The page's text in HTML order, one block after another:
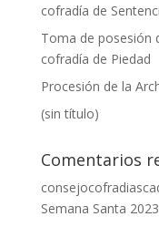
cofradía de
Toma de posesión
cofradía de Piedad
Procesión de la
(sin título)
Comentarios
Semana Santa 2023